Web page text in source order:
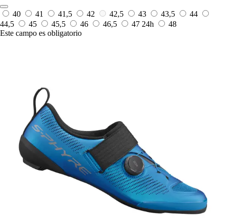
40 41 41,5 42 42,5 43 43,5
44
44,5
45 45,5 46 46,5 47 24h
48
Este campo es obligatorio